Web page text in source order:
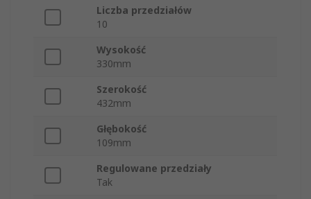
Liczba przedziałów
10
Wysokość
330mm
Szerokość
432mm
Głębokość
109mm
Regulowane przedziały
Tak